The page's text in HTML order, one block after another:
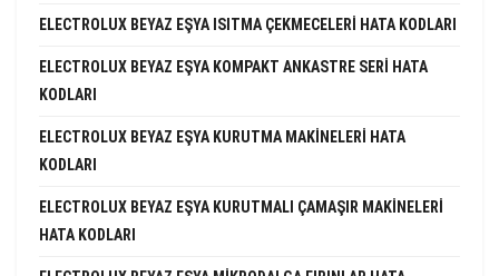
ELECTROLUX BEYAZ EŞYA ISITMA ÇEKMECELERI HATA KODLARI
ELECTROLUX BEYAZ EŞYA KOMPAKT ANKASTRE SERI HATA
KODLARI
ELECTROLUX BEYAZ EŞYA KURUTMA MAKINELERI HATA
KODLARI
ELECTROLUX BEYAZ EŞYA KURUTMALI ÇAMAŞIR MAKINELERI
HATA KODLARI